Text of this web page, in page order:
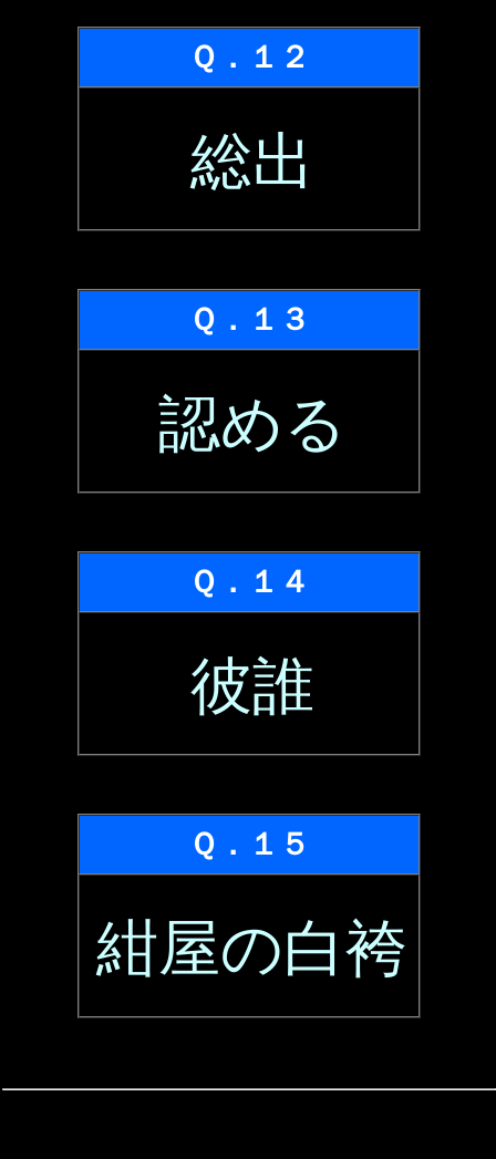
Ｑ．１２
総出
Ｑ．１３
認める
Ｑ．１４
彼誰
Ｑ．１５
紺屋の白袴